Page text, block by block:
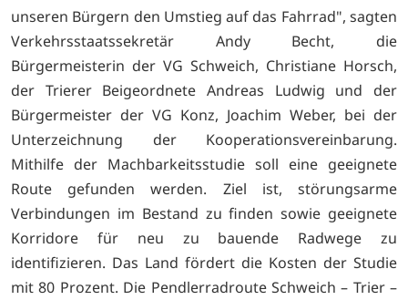
unseren Bürgern den Umstieg auf das Fahrrad", sagten
Verkehrsstaatssekretär Andy Becht, die
Bürgermeisterin der VG Schweich, Christiane Horsch,
der Trierer Beigeordnete Andreas Ludwig und der
Bürgermeister der VG Konz, Joachim Weber, bei der
Unterzeichnung der Kooperationsvereinbarung.
Mithilfe der Machbarkeitsstudie soll eine geeignete
Route gefunden werden. Ziel ist, störungsarme
Verbindungen im Bestand zu finden sowie geeignete
Korridore für neu zu bauende Radwege zu
identifizieren. Das Land fördert die Kosten der Studie
mit 80 Prozent. Die Pendlerradroute Schweich – Trier –